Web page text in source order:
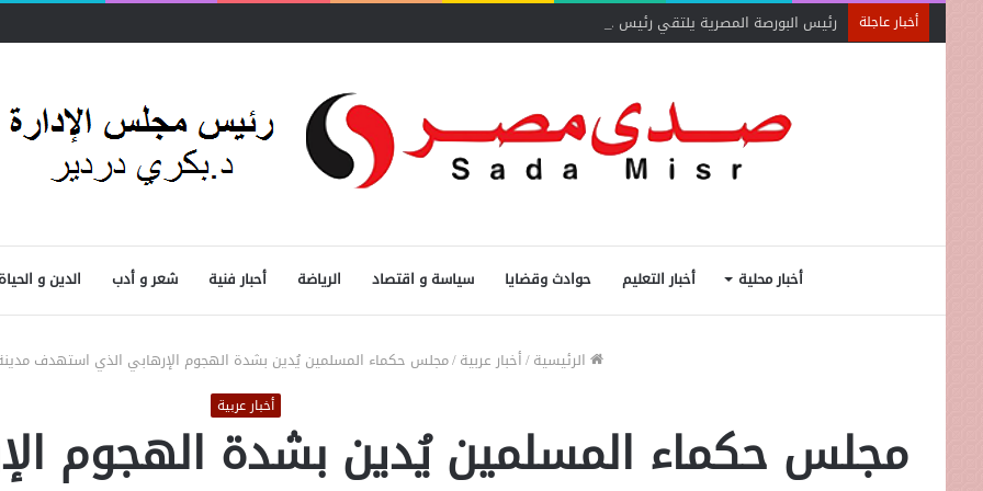
أخبار عاجلة رئيس البورصة المصرية يلتقي رئيس جهاز التمثيل التجاري
أخبار محلية أخبار التعليم حوادث وقضايا سياسة و اقتصاد الرياضة أحبار فنية شعر و أدب الدين و الحياة
الرئيسية/أخبار عربية/مجلس حكماء المسلمين يُدين بشدة الهجوم الإرهابي الذي استهدف مدينة
أخبار عربية
مجلس حكماء المسلمين يُدين بشدة الهجوم